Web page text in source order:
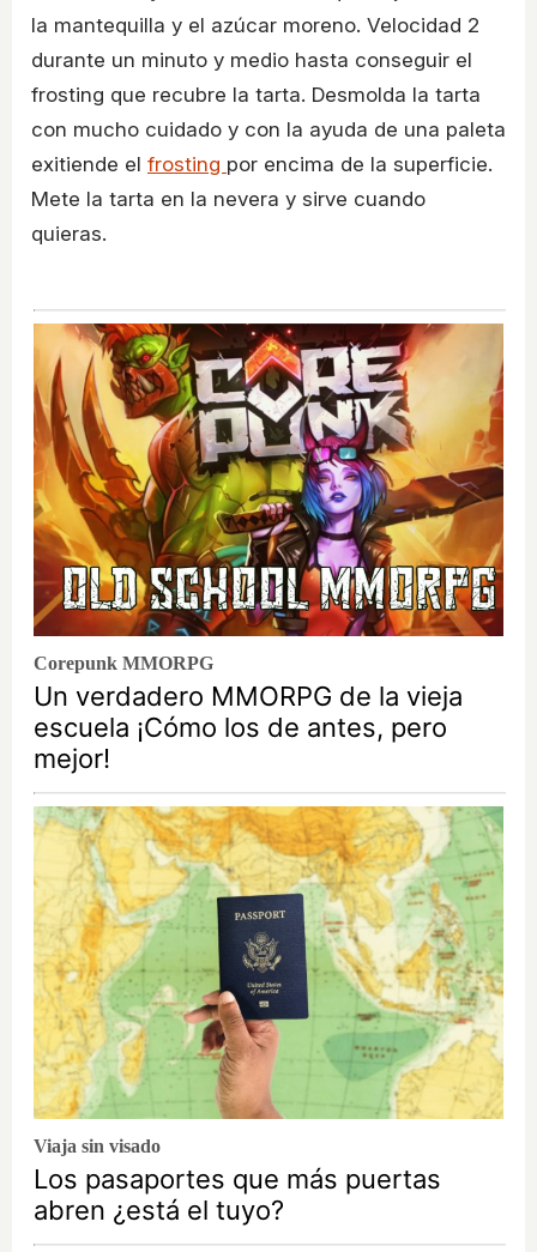
la mantequilla y el azúcar moreno. Velocidad 2
durante un minuto y medio hasta conseguir el
frosting que recubre la tarta. Desmolda la tarta
con mucho cuidado y con la ayuda de una paleta
exitiende el frosting por encima de la superficie.
Mete la tarta en la nevera y sirve cuando
quieras.
Corepunk MMORPG
Un verdadero MMORPG de la vieja
escuela ¡Cómo los de antes, pero
mejor!
Viaja sin visado
Los pasaportes que más puertas
abren ¿está el tuyo?